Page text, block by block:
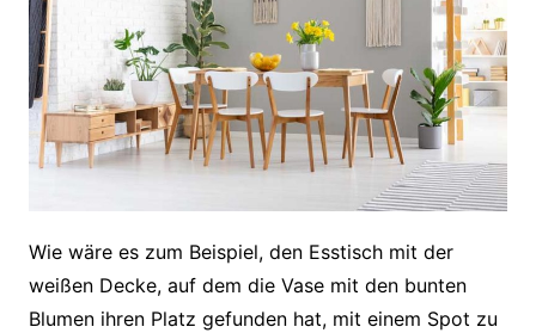
Wie wäre es zum Beispiel, den Esstisch mit der
weißen Decke, auf dem die Vase mit den bunten
Blumen ihren Platz gefunden hat, mit einem Spot zu